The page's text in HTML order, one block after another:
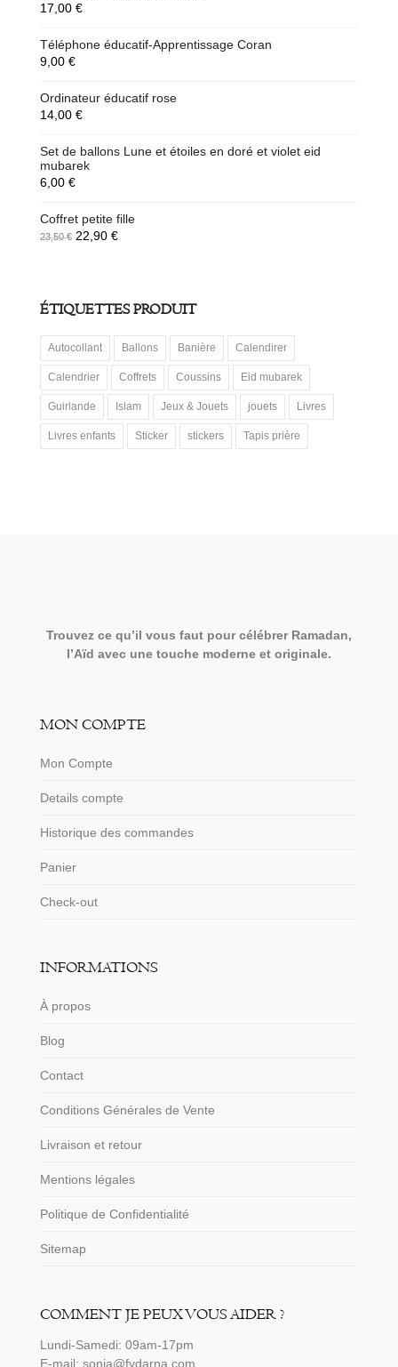
17,00 €
Téléphone éducatif-Apprentissage Coran
9,00 €
Ordinateur éducatif rose
14,00 €
Set de ballons Lune et étoiles en doré et violet eid
mubarek
6,00 €
Coffret petite fille
23,50€ 22,90 €
ÉTIQUETTES PRODUIT
Autocollant Ballons Banière Calendirer
Calendrier Coffrets Coussins Eid mubarek
Guirlande Islam Jeux & Jouets jouets Livres
Livres enfants Sticker stickers Tapis prière
Trouvez ce qu’il vous faut pour célébrer Ramadan,
l’Aïd avec une touche moderne et originale.
MON COMPTE
Mon Compte
Details compte
Historique des commandes
Panier
Check-out
INFORMATIONS
À propos
Blog
Contact
Conditions Générales de Vente
Livraison et retour
Mentions légales
Politique de Confidentialité
Sitemap
COMMENT JE PEUX VOUS AIDER ?
Lundi-Samedi: 09am-17pm
E-mail: sonia@fydarna.com